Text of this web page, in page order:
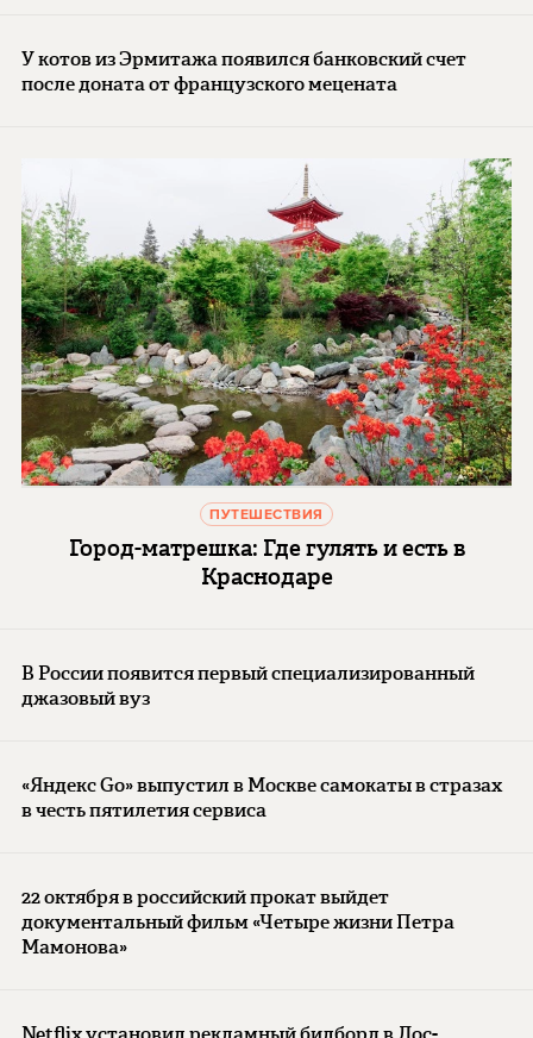
У котов из Эрмитажа появился банковский счет
после доната от французского мецената
ПУТЕШЕСТВИЯ
Город-матрешка: Где гулять и есть в
Краснодаре
В России появится первый специализированный
джазовый вуз
«Яндекс Go» выпустил в Москве самокаты в стразах
в честь пятилетия сервиса
22 октября в российский прокат выйдет
документальный фильм «Четыре жизни Петра
Мамонова»